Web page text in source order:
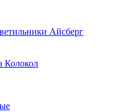
Айсберг
Колокол